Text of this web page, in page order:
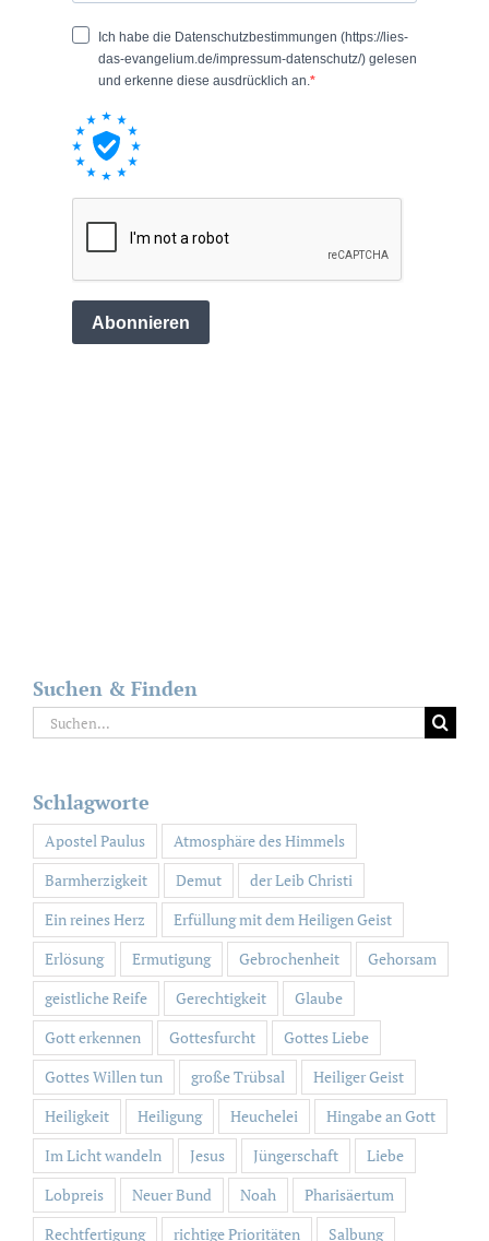
Suchen & Finden
Suche
nach:
Schlagworte
Apostel Paulus
Atmosphäre des Himmels
Barmherzigkeit
Demut
der Leib Christi
Ein reines Herz
Erfüllung mit dem Heiligen Geist
Erlösung
Ermutigung Gebrochenheit
Gehorsam
geistliche Reife
Gerechtigkeit
Glaube
Gott erkennen
Gottesfurcht
Gottes Liebe
Gottes Willen tun
große Trübsal
Heiliger Geist
Heiligkeit
Heiligung Heuchelei
Hingabe an Gott
Im Licht wandeln
Jesus Jüngerschaft
Liebe
Lobpreis
Neuer Bund Noah
Pharisäertum
Rechtfertigung
richtige Prioritäten Salbung